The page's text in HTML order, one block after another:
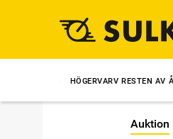
HÖGERVARV RESTEN AV ÅRET 06:52
Auktion